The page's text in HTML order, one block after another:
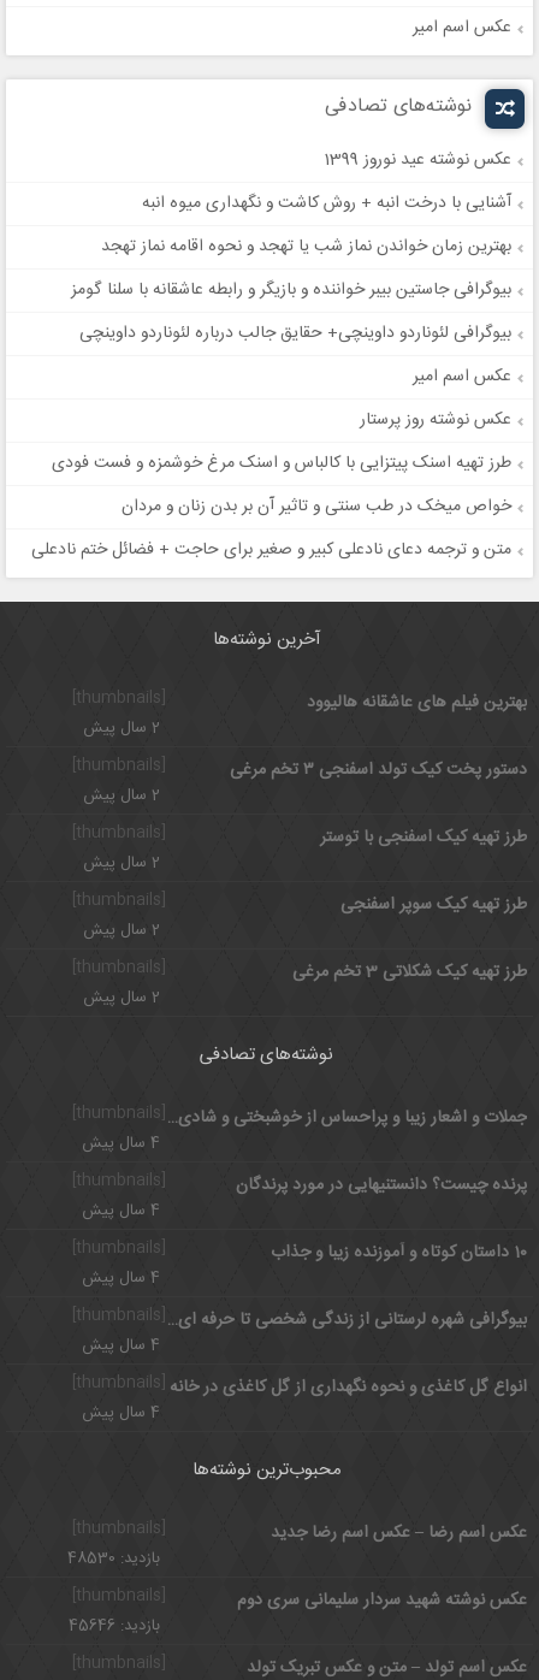
عکس اسم امیر
نوشته‌های تصادفی
عکس نوشته عید نوروز 1399
آشنایی با درخت انبه + روش کاشت و نگهداری میوه انبه
بهترین زمان خواندن نماز شب یا تهجد و نحوه اقامه نماز تهجد
بیوگرافی جاستین بیبر خواننده و بازیگر و رابطه عاشقانه با سلنا گومز
بیوگرافی لئوناردو داوینچی+ حقایق جالب درباره لئوناردو داوینچی
عکس اسم امیر
عکس نوشته روز پرستار
طرز تهیه اسنک پیتزایی با کالباس و اسنک مرغ خوشمزه و فست فودی
خواص میخک در طب سنتی و تاثیر آن بر بدن زنان و مردان
متن و ترجمه دعای نادعلی کبیر و صغیر برای حاجت + فضائل ختم نادعلی
آخرین نوشته‌ها
بهترین فیلم های عاشقانه هالیوود
2 سال پیش
[thumbnails]
دستور پخت کیک تولد اسفنجی ۳ تخم مرغی
2 سال پیش
طرز تهیه کیک اسفنجی با توستر
2 سال پیش
[thumbnails]
طرز تهیه کیک سوپر اسفنجی
2 سال پیش
طرز تهیه کیک شکلاتی 3 تخم مرغی
2 سال پیش
نوشته‌های تصادفی
[thumbnails] جملات و اشعار زیبا و پراحساس از خوشبختی و شادی و عشق
4 سال پیش
پرنده چیست؟ دانستنیهایی در مورد پرندگان
4 سال پیش
[thumbnails]
10 داستان کوتاه و آموزنده زیبا و جذاب
4 سال پیش
بیوگرافی شهره لرستانی از زندگی شخصی تا حرفه ای و علت چاقی
4 سال پیش
انواع گل کاغذی و نحوه نگهداری از گل کاغذی در خانه
4 سال پیش
محبوب‌ترین نوشته‌ها
عکس اسم رضا – عکس اسم رضا جدید
بازدید: 48530
[thumbnails]
عکس نوشته شهید سردار سلیمانی سری دوم
بازدید: 45646
عکس اسم تولد – متن و عکس تبریک تولد